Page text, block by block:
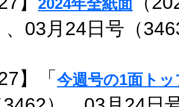
2024年全紙面
、03月24日号（
】「 今週号の1面トッ